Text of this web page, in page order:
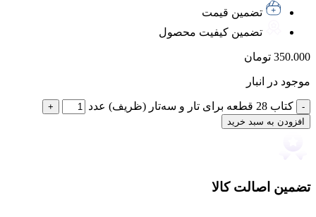
تضمین قیمت
تضمین کیفیت محصول
350.000 تومان
موجود در انبار
کتاب 28 قطعه برای تار و سه‌تار (ظریف) عدد
افزودن به سبد خرید
تضمین اصالت کالا